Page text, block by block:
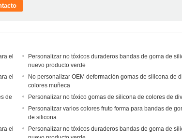
el
Personalizar no tóxicos duraderos bandas de goma de
nuevo producto verde
el
No personalizar OEM deformación gomas de silicona de
colores muñeca
de
Personalizar no tóxico gomas de silicona de colores de
Personalizar varios colores fruto forma para bandas de
de silicona
el
Personalizar no tóxicos duraderos bandas de goma de